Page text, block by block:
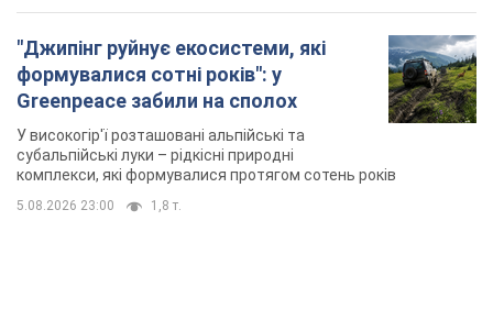
"Джипінг руйнує екосистеми, які
формувалися сотні років": у
Greenpeace забили на сполох
У високогір'ї розташовані альпійські та
субальпійські луки – рідкісні природні
комплекси, які формувалися протягом сотень років
5.08.2026 23:00 1,8 т.